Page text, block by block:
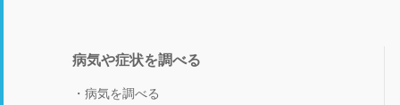
病気や症状を調べる
病気を調べる